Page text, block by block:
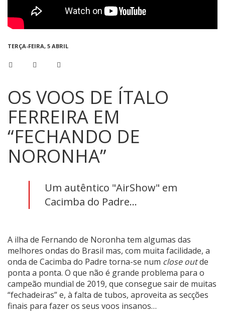
TERÇA-FEIRA, 5 ABRIL
OS VOOS DE ÍTALO
FERREIRA EM
“FECHANDO DE
NORONHA”
Um autêntico "AirShow" em
Cacimba do Padre...
A ilha de Fernando de Noronha tem algumas das
melhores ondas do Brasil mas, com muita facilidade, a
onda de Cacimba do Padre torna-se num close outde
ponta a ponta. O que não é grande problema para o
campeão mundial de 2019, que consegue sair de muitas
“fechadeiras” e, à falta de tubos, aproveita as secções
finais para fazer os seus voos insanos…